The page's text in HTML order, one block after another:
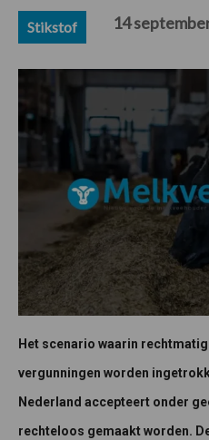
Stikstof 14
Het scenario waarin
vergunningen worden
Nederland accepteert onder
rechteloos gemaakt worden.